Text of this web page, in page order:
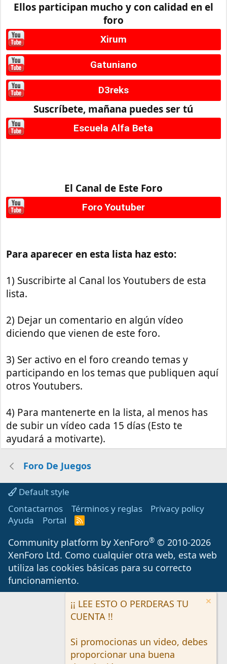
Ellos participan mucho y con calidad en el
foro
Xirum
Gatuniano
D3reks
Suscríbete, mañana puedes ser tú
Escuela Alfa Beta
El Canal de Este Foro
Foro Youtuber
Para aparecer en esta lista haz esto:
1) Suscribirte al Canal los Youtubers de esta
lista.
2) Dejar un comentario en algún vídeo
diciendo que vienen de este foro.
3) Ser activo en el foro creando temas y
participando en los temas que publiquen aquí
otros Youtubers.
4) Para mantenerte en la lista, al menos has
de subir un vídeo cada 15 días (Esto te
ayudará a motivarte).
Foro De Juegos
Default style
Contactarnos
Términos y reglas
Privacy policy
Ayuda
Portal
R
S
Community platform by XenForo® © 2010-2026
XenForo Ltd. Como cualquier otra web, esta web
utiliza las cookies básicas para su correcto
funcionamiento.
¡¡ LEE ESTO O PERDERAS TU
CUENTA !!
Si promocionas un video, debes
proporcionar una buena